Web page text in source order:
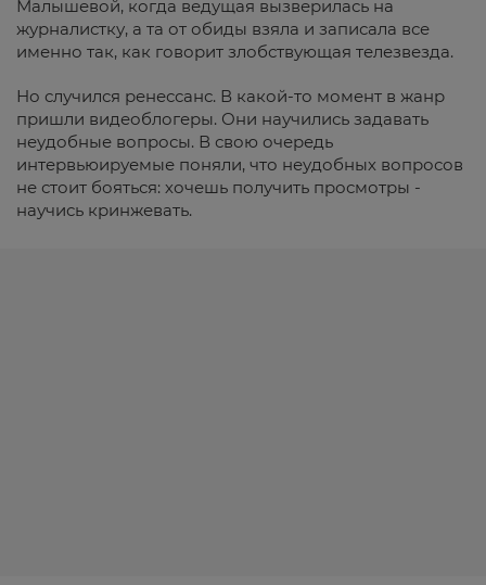
Малышевой, когда ведущая вызверилась на
журналистку, а та от обиды взяла и записала все
именно так, как говорит злобствующая телезвезда.
Но случился ренессанс. В какой-то момент в жанр
пришли видеоблогеры. Они научились задавать
неудобные вопросы. В свою очередь
интервьюируемые поняли, что неудобных вопросов
не стоит бояться: хочешь получить просмотры -
научись кринжевать.